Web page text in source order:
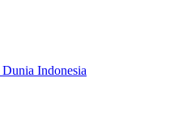
Indonesia